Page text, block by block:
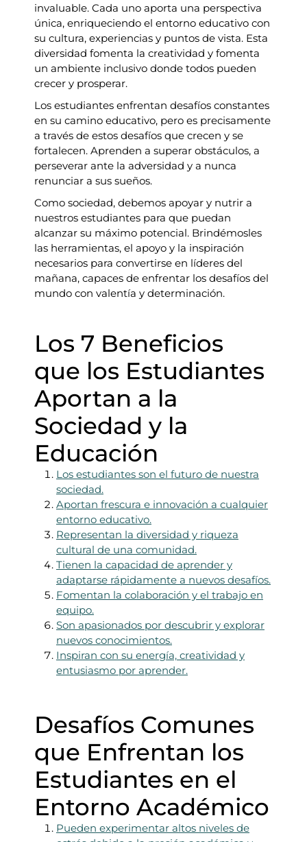
invaluable. Cada uno aporta una perspectiva
única, enriqueciendo el entorno educativo con
su cultura, experiencias y puntos de vista. Esta
diversidad fomenta la creatividad y fomenta
un ambiente inclusivo donde todos pueden
crecer y prosperar.
Los estudiantes enfrentan desafíos constantes
en su camino educativo, pero es precisamente
a través de estos desafíos que crecen y se
fortalecen. Aprenden a superar obstáculos, a
perseverar ante la adversidad y a nunca
renunciar a sus sueños.
Como sociedad, debemos apoyar y nutrir a
nuestros estudiantes para que puedan
alcanzar su máximo potencial. Brindémosles
las herramientas, el apoyo y la inspiración
necesarios para convertirse en líderes del
mañana, capaces de enfrentar los desafíos del
mundo con valentía y determinación.
Los 7 Beneficios
que los Estudiantes
Aportan a la
Sociedad y la
Educación
Los estudiantes son el futuro de nuestra
sociedad.
Aportan frescura e innovación a cualquier
entorno educativo.
Representan la diversidad y riqueza
cultural de una comunidad.
Tienen la capacidad de aprender y
adaptarse rápidamente a nuevos desafíos.
Fomentan la colaboración y el trabajo en
equipo.
Son apasionados por descubrir y explorar
nuevos conocimientos.
Inspiran con su energía, creatividad y
entusiasmo por aprender.
Desafíos Comunes
que Enfrentan los
Estudiantes en el
Entorno Académico
Pueden experimentar altos niveles de